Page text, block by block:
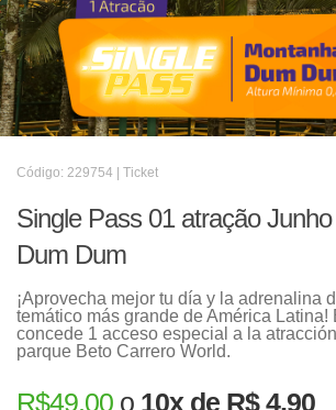
Código: 229754 | Ticket
Single Pass 01 atração
Dum Dum
¡Aprovecha mejor tu día y la adrenalina
temático más grande de América Latina!
concede 1 acceso especial a la
parque Beto Carrero World.
R$49,00 o 10x de R$ 4,90